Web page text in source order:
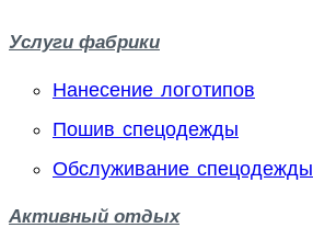
Услуги фабрики
Нанесение логотипов
Пошив спецодежды
Обслуживание спецодежды
Активный отдых